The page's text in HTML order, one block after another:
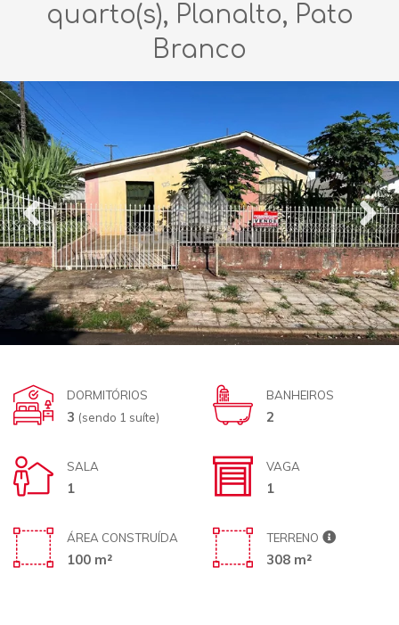
quarto(s), Planalto, Pato
Branco
DORMITÓRIOS
3 (sendo 1 suíte)
BANHEIROS
2
SALA
1
VAGA
1
ÁREA CONSTRUÍDA
100 m²
TERRENO
308 m²